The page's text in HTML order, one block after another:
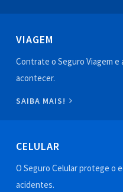
VIAGEM
Contrate o Seguro Viagem
acontecer.
SAIBA MAIS!
CELULAR
O Seguro Celular protege o
acidentes.